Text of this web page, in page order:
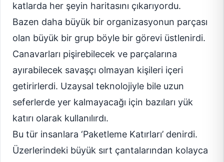
katlarda her şeyin haritasını çıkarıyordu.
Bazen daha büyük bir organizasyonun parçası
olan büyük bir grup böyle bir görevi üstlenirdi.
Canavarları pişirebilecek ve parçalarına
ayırabilecek savaşçı olmayan kişileri içeri
getirirlerdi. Uzaysal teknolojiyle bile uzun
seferlerde yer kalmayacağı için bazıları yük
katırı olarak kullanılırdı.
Bu tür insanlara ‘Paketleme Katırları’ denirdi.
Üzerlerindeki büyük sırt çantalarından kolayca